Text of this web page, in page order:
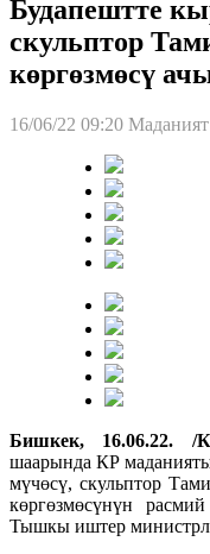
Будапештте
скульптор
көргөзмөсү
16/06/22 09:20 Маданият
Бишкек, 16.06.22. /
шаарында КР
мүчөсү, скульптор
көргөзмөсүнүн
Тышкы иштер